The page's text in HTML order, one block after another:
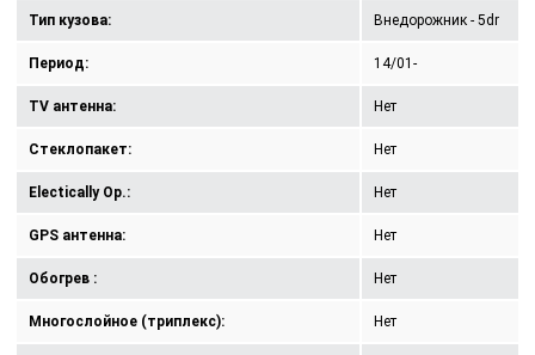
Тип кузова: Внедорожник - 5dr
Период: 14/01-
TV антенна: Нет
Стеклопакет: Нет
Electically Op.: Нет
GPS антенна: Нет
Обогрев : Нет
Многослойное (триплекс): Нет